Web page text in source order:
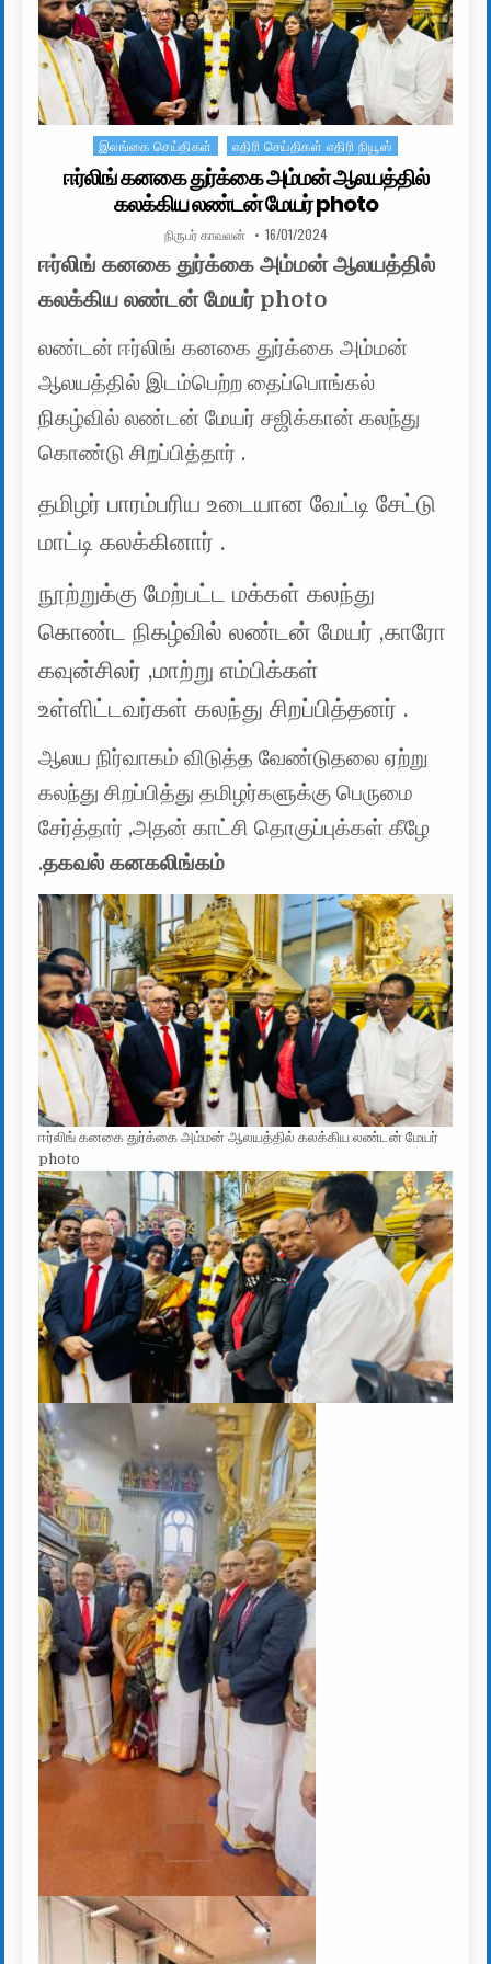
Posted in
இலங்கை செய்திகள் எதிரி செய்திகள் எதிரி நியூஸ்
ஈர்லிங் கனகை துர்க்கை அம்மன் ஆலயத்தில்
கலக்கிய லண்டன் மேயர் photo
AUTHOR:
நிருபர் காவலன் PUBLISHED DATE:
16/01/2024
ஈர்லிங் கனகை துர்க்கை அம்மன் ஆலயத்தில்
கலக்கிய லண்டன் மேயர் photo
லண்டன் ஈர்லிங் கனகை துர்க்கை அம்மன்
ஆலயத்தில் இடம்பெற்ற தைப்பொங்கல்
நிகழ்வில் லண்டன் மேயர் சஜிக்கான் கலந்து
கொண்டு சிறப்பித்தார் .
தமிழர் பாரம்பரிய உடையான வேட்டி சேட்டு
மாட்டி கலக்கினார் .
நூற்றுக்கு மேற்பட்ட மக்கள் கலந்து
கொண்ட நிகழ்வில் லண்டன் மேயர் ,காரோ
கவுன்சிலர் ,மாற்று எம்பிக்கள்
உள்ளிட்டவர்கள் கலந்து சிறப்பித்தனர் .
ஆலய நிர்வாகம் விடுத்த வேண்டுதலை ஏற்று
கலந்து சிறப்பித்து தமிழர்களுக்கு பெருமை
சேர்த்தார் ,அதன் காட்சி தொகுப்புக்கள் கீழே
.தகவல் கனகலிங்கம்
ஈர்லிங் கனகை துர்க்கை அம்மன் ஆலயத்தில் கலக்கிய லண்டன் மேயர்
photo